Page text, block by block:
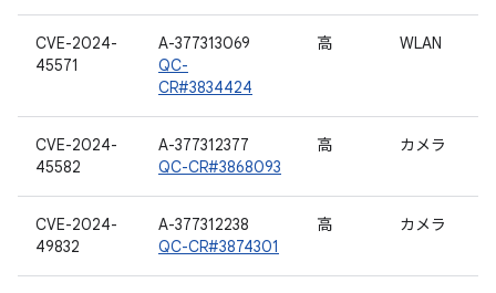
CVE-2024-
45571
A-377313069
QC-
CR#3834424
高 WLAN
CVE-2024-
45582
A-377312377
QC-CR#3868093
高 カメラ
CVE-2024-
49832
A-377312238
QC-CR#3874301
高 カメラ